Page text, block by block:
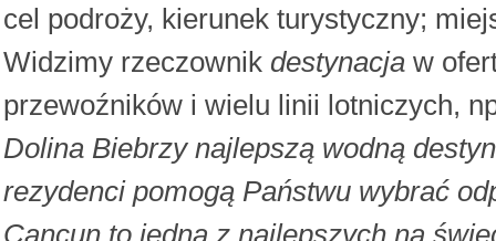
cel podroży, kierunek turystyczny;
Widzimy rzeczownik destynacja w
przewoźników i wielu linii lotniczych,
Dolina Biebrzy najlepszą wodną
rezydenci pomogą Państwu wybrać
Cancun to jedna z najlepszych na